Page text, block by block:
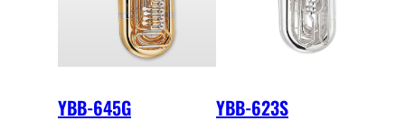
YBB-645G YBB-623S